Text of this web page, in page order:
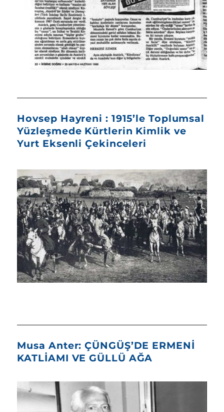
Hovsep Hayreni : 1915’le Toplumsal
Yüzleşmede Kürtlerin Kimlik ve
Yurt Eksenli Çekinceleri
Musa Anter: ÇÜNGÜŞ’DE ERMENİ
KATLİAMI VE GÜLLÜ AĞA